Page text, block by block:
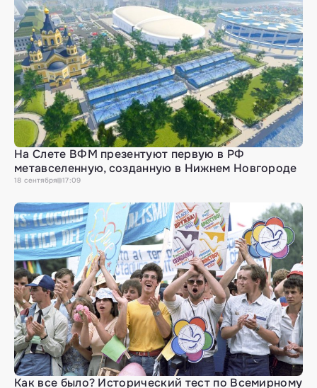
На Слете ВФМ презентуют первую в РФ
метавселенную, созданную в Нижнем Новгороде
18 сентября 17:09
Как все было? Исторический тест по Всемирному